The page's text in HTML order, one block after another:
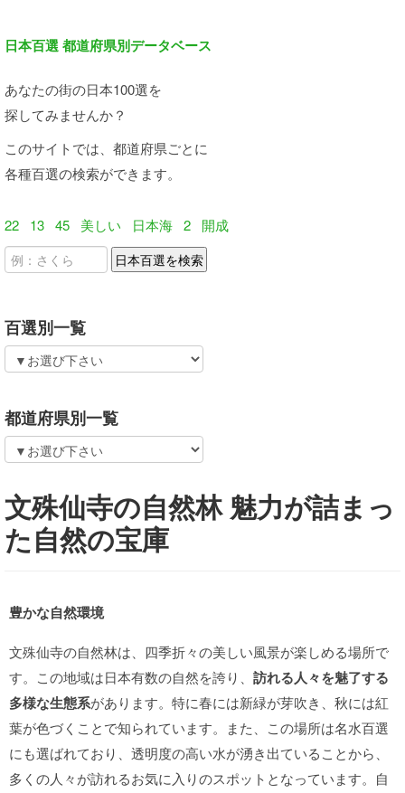
日本百選 都道府県別データベース
あなたの街の日本100選を
探してみませんか？
このサイトでは、都道府県ごとに
各種百選の検索ができます。
22 13 45 美しい 日本海 2 開成
百選別一覧
都道府県別一覧
文殊仙寺の自然林 魅力が詰まっ
た自然の宝庫
豊かな自然環境
文殊仙寺の自然林は、四季折々の美しい風景が楽しめる場所で
す。この地域は日本有数の自然を誇り、 訪れる人々を魅了する
多様な生態系があります。特に春には新緑が芽吹き、秋には紅
葉が色づくことで知られています。また、この場所は名水百選
にも選ばれており、透明度の高い水が湧き出ていることから、
多くの人々が訪れるお気に入りのスポットとなっています。自